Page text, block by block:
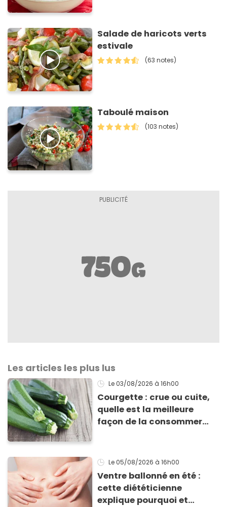
Salade de haricots verts
estivale
(63 notes)
Taboulé maison
(103 notes)
Les articles les plus lus
Le 03/08/2026 à 16h00
Courgette : crue ou cuite,
quelle est la meilleure
façon de la consommer
Le 05/08/2026 à 16h00
Ventre ballonné en été :
cette diététicienne
explique pourquoi et